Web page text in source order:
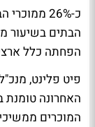
כ-26%
הפחתה כלל ארצית של כ-29
האחרונה טומנת
המוכרים